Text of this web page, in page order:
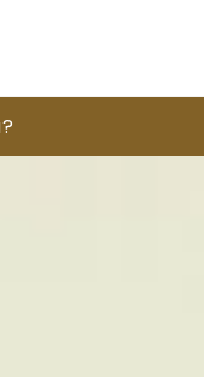
obszarach ciała